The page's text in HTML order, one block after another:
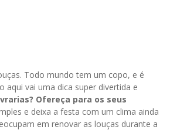
Todo mundo tem um copo, e é
aqui vai uma dica super divertida e
Ofereça para os seus
e deixa a festa com um clima ainda
em renovar as louças durante a